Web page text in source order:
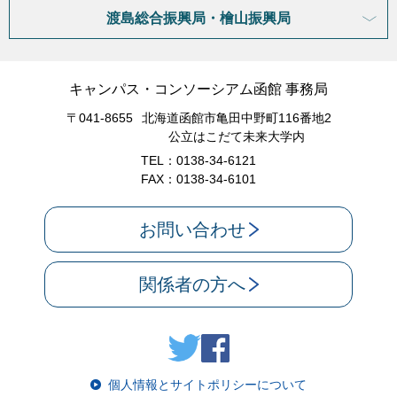
渡島総合振興局・檜山振興局
キャンパス・コンソーシアム函館 事務局
〒041-8655
北海道函館市亀田中野町116番地2
公立はこだて未来大学内
TEL：0138-34-6121
FAX：0138-34-6101
お問い合わせ
関係者の方へ
個人情報とサイトポリシーについて